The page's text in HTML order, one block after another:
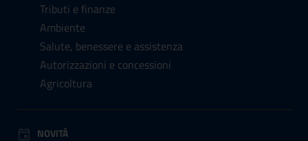
Tributi e finanze
Ambiente
Salute, benessere e assistenza
Autorizzazioni e concessioni
Agricoltura
NOVITÀ